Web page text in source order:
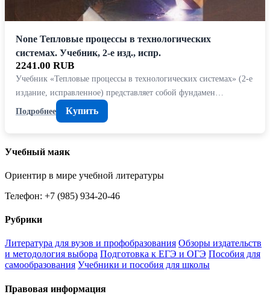
None Тепловые процессы в технологических
системах. Учебник, 2-е изд., испр.
2241.00 RUB
Учебник «Тепловые процессы в технологических системах» (2-е
издание, исправленное) представляет собой фундамен…
Подробнее
Купить
Учебный маяк
Ориентир в мире учебной литературы
Телефон: +7 (985) 934-20-46
Рубрики
Литература для вузов и профобразования Обзоры издательств
и методология выбора Подготовка к ЕГЭ и ОГЭ Пособия для
самообразования Учебники и пособия для школы
Правовая информация